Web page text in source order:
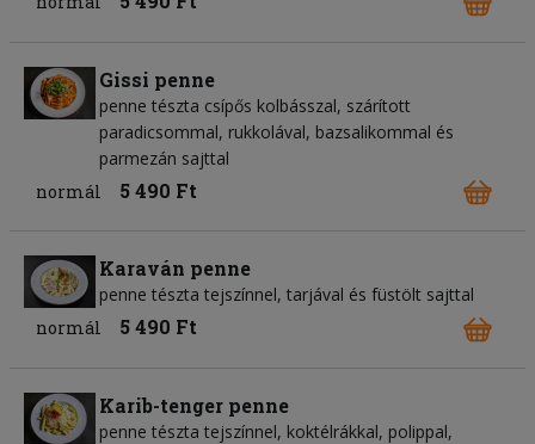
Gissi penne
penne tészta csípős kolbásszal, szárított
paradicsommal, rukkolával, bazsalikommal és
parmezán sajttal
normál
5 490 Ft
Karaván penne
penne tészta tejszínnel, tarjával és füstölt sajttal
normál
5 490 Ft
Karib-tenger penne
penne tészta tejszínnel, koktélrákkal, polippal,